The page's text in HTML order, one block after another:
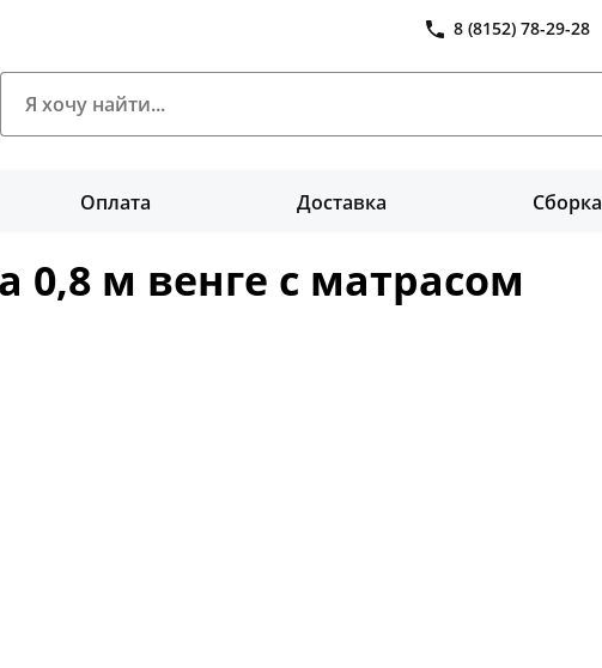
8 (8152) 78-29-28
Оплата Доставка Сборка
0,8 м венге с матрасом